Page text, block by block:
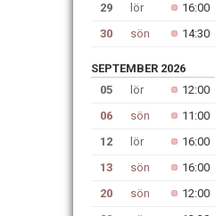
29
lör 16:00
30
sön 14:30
SEPTEMBER 2026
05
lör 12:00
06
sön 11:00
12
lör 16:00
13
sön 16:00
20
sön 12:00